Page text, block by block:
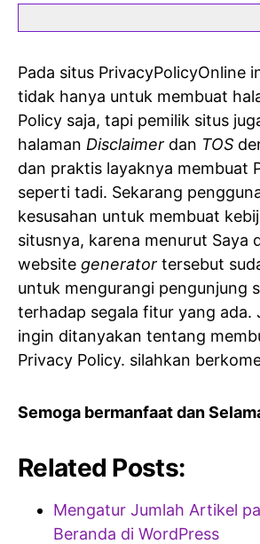
Pada situs PrivacyPolicyOnline
tidak hanya untuk membuat
Policy saja, tapi pemilik situs
halaman Disclaimer dan TOS
dan praktis layaknya membuat
seperti tadi. Sekarang
kesusahan untuk membuat
situsnya, karena menurut Saya
website generator tersebut
untuk mengurangi pengunjung
terhadap segala fitur yang ada.
ingin ditanyakan tentang
Privacy Policy. silahkan
Semoga bermanfaat dan
Related Posts:
Mengatur Jumlah Artikel
Beranda di WordPress